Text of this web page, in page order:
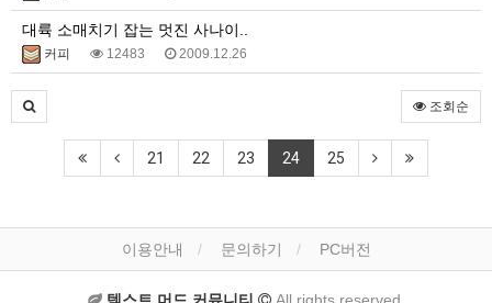
대륙 소매치기 잡는 멋진 사나이..
커피 12483 2009.12.26
조회순
21 22 23 24 25
이용안내 문의하기 PC버전